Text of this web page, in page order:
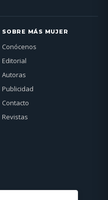
SOBRE MÁS MUJER
Conócenos
Editorial
Autoras
Publicidad
Contacto
Revistas